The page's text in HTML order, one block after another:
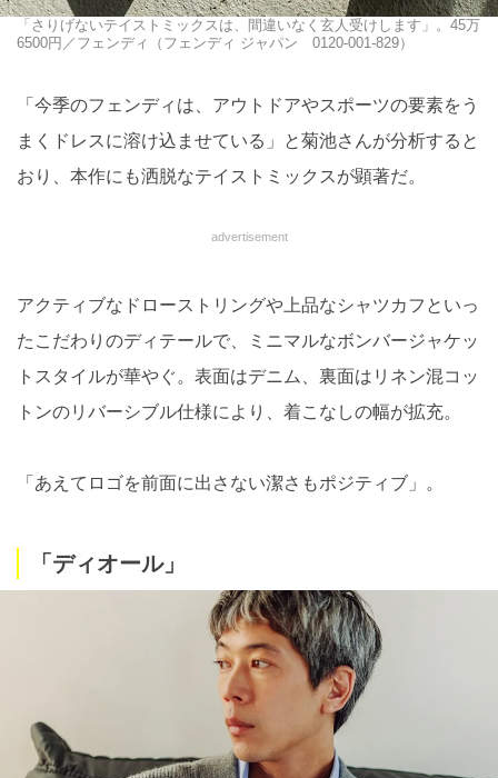
「さりげないテイストミックスは、間違いなく玄人受けします」。45万
6500円／フェンディ（フェンディ ジャパン 0120-001-829）
「今季のフェンディは、アウトドアやスポーツの要素をう
まくドレスに溶け込ませている」と菊池さんが分析すると
おり、本作にも洒脱なテイストミックスが顕著だ。
advertisement
アクティブなドローストリングや上品なシャツカフといっ
たこだわりのディテールで、ミニマルなボンバージャケッ
トスタイルが華やぐ。表面はデニム、裏面はリネン混コッ
トンのリバーシブル仕様により、着こなしの幅が拡充。
「あえてロゴを前面に出さない潔さもポジティブ」。
「ディオール」